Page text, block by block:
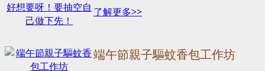
了解更多>>
端午節親子驅蚊香包工作坊